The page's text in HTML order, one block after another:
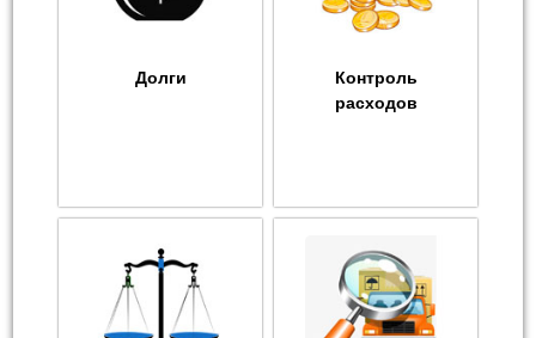
Долги
Контроль
расходов